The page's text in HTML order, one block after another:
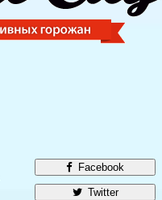
Facebook
Twitter